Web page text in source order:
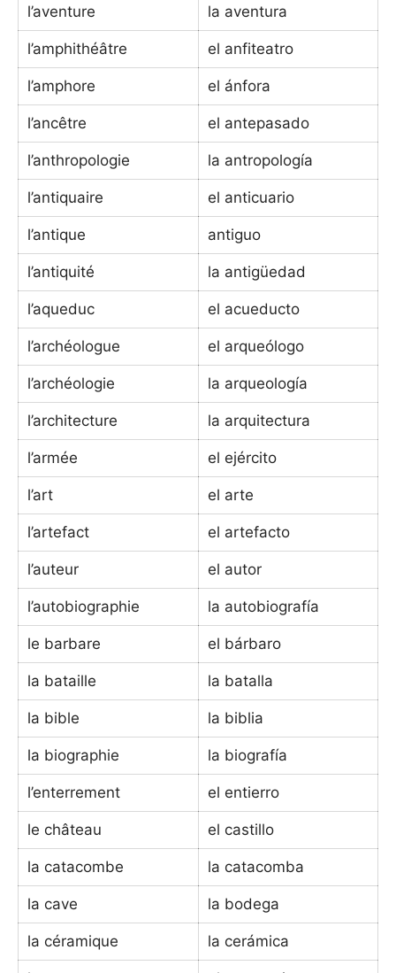
l’aventure la aventura
l’amphithéâtre el anfiteatro
l’amphore el ánfora
l’ancêtre el antepasado
l’anthropologie la antropología
l’antiquaire el anticuario
l’antique antiguo
l’antiquité la antigüedad
l’aqueduc el acueducto
l’archéologue el arqueólogo
l’archéologie la arqueología
l’architecture la arquitectura
l’armée el ejército
l’art el arte
l’artefact el artefacto
l’auteur el autor
l’autobiographie la autobiografía
le barbare el bárbaro
la bataille la batalla
la bible la biblia
la biographie la biografía
l’enterrement el entierro
le château el castillo
la catacombe la catacomba
la cave la bodega
la céramique la cerámica